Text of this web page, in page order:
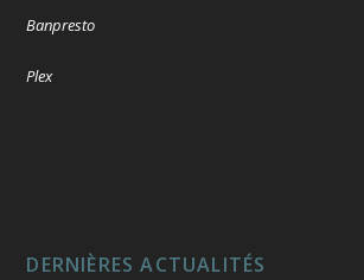
Banpresto
Plex
DERNIÈRES ACTUALITÉS